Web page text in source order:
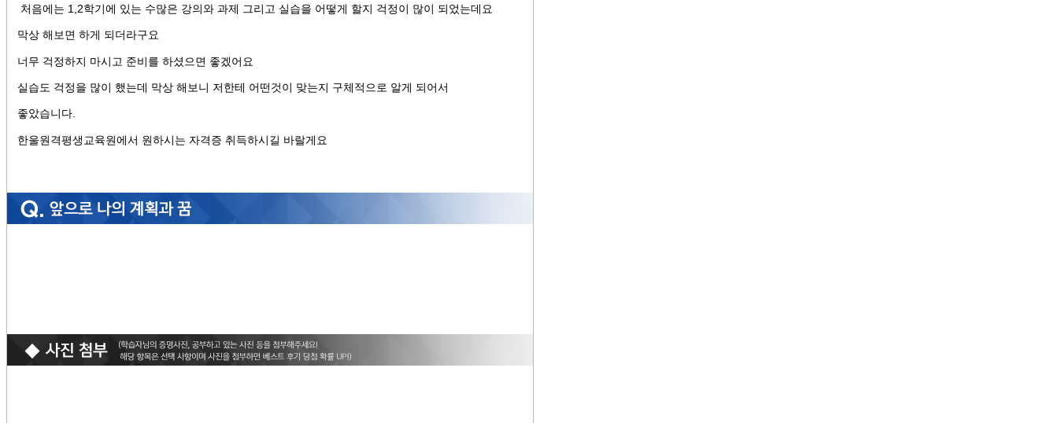
처음에는 1,2학기에 있는 수많은 강의와 과제 그리고 실습을 어떻게 할지 걱정이 많이 되었는데요
막상 해보면 하게 되더라구요
너무 걱정하지 마시고 준비를 하셨으면 좋겠어요
실습도 걱정을 많이 했는데 막상 해보니 저한테 어떤것이 맞는지 구체적으로 알게 되어서
좋았습니다.
한울원격평생교육원에서 원하시는 자격증 취득하시길 바랄게요